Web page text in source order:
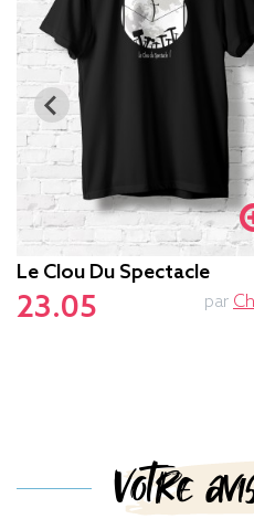
Le Clou Du Spectacle
23.05 par
Votre